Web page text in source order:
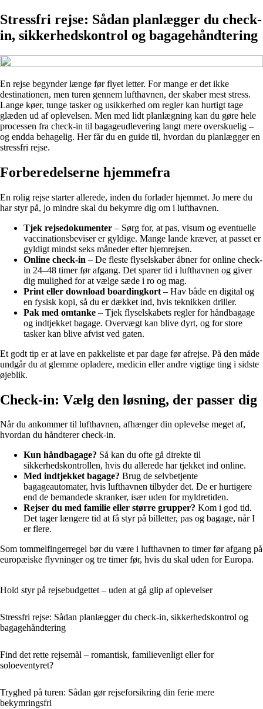
Stressfri rejse: Sådan planlægger du check-
in, sikkerhedskontrol og bagagehåndtering
En rejse begynder længe før flyet letter. For mange er det ikke
destinationen, men turen gennem lufthavnen, der skaber mest stress.
Lange køer, tunge tasker og usikkerhed om regler kan hurtigt tage
glæden ud af oplevelsen. Men med lidt planlægning kan du gøre hele
processen fra check-in til bagageudlevering langt mere overskuelig –
og endda behagelig. Her får du en guide til, hvordan du planlægger en
stressfri rejse.
Forberedelserne hjemmefra
En rolig rejse starter allerede, inden du forlader hjemmet. Jo mere du
har styr på, jo mindre skal du bekymre dig om i lufthavnen.
Tjek rejsedokumenter – Sørg for, at pas, visum og eventuelle
vaccinationsbeviser er gyldige. Mange lande kræver, at passet er
gyldigt mindst seks måneder efter hjemrejsen.
Online check-in – De fleste flyselskaber åbner for online check-
in 24–48 timer før afgang. Det sparer tid i lufthavnen og giver
dig mulighed for at vælge sæde i ro og mag.
Print eller download boardingkort – Hav både en digital og
en fysisk kopi, så du er dækket ind, hvis teknikken driller.
Pak med omtanke – Tjek flyselskabets regler for håndbagage
og indtjekket bagage. Overvægt kan blive dyrt, og for store
tasker kan blive afvist ved gaten.
Et godt tip er at lave en pakkeliste et par dage før afrejse. På den måde
undgår du at glemme opladere, medicin eller andre vigtige ting i sidste
øjeblik.
Check-in: Vælg den løsning, der passer dig
Når du ankommer til lufthavnen, afhænger din oplevelse meget af,
hvordan du håndterer check-in.
Kun håndbagage? Så kan du ofte gå direkte til
sikkerhedskontrollen, hvis du allerede har tjekket ind online.
Med indtjekket bagage? Brug de selvbetjente
bagageautomater, hvis lufthavnen tilbyder det. De er hurtigere
end de bemandede skranker, især uden for myldretiden.
Rejser du med familie eller større grupper? Kom i god tid.
Det tager længere tid at få styr på billetter, pas og bagage, når I
er flere.
Som tommelfingerregel bør du være i lufthavnen to timer før afgang på
europæiske flyvninger og tre timer før, hvis du skal uden for Europa.
Hold styr på rejsebudgettet – uden at gå glip af oplevelser
Stressfri rejse: Sådan planlægger du check-in, sikkerhedskontrol og
bagagehåndtering
Find det rette rejsemål – romantisk, familievenligt eller for
soloeventyret?
Tryghed på turen: Sådan gør rejseforsikring din ferie mere
bekymringsfri